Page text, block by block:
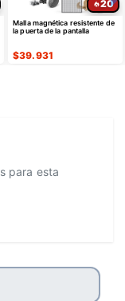
20
Malla magnética resistente de
la puerta de la pantalla
$39.931
para esta